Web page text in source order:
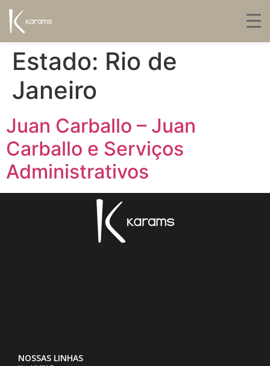
Estado: Rio de
Janeiro
Juan Carballo – Juan
Carballo e Serviços
Administrativos
NOSSAS LINHAS